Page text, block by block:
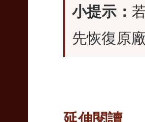
小提示：
先恢復原
延伸閱讀